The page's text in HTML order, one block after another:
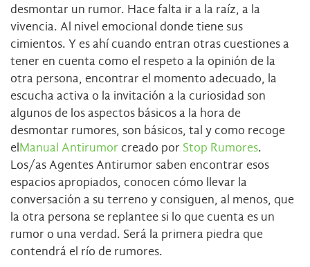
desmontar un rumor. Hace falta ir a la raíz, a la
vivencia. Al nivel emocional donde tiene sus
cimientos. Y es ahí cuando entran otras cuestiones a
tener en cuenta como el respeto a la opinión de la
otra persona, encontrar el momento adecuado, la
escucha activa o la invitación a la curiosidad son
algunos de los aspectos básicos a la hora de
desmontar rumores, son básicos, tal y como recoge
elManual Antirumor creado por Stop Rumores.
Los/as Agentes Antirumor saben encontrar esos
espacios apropiados, conocen cómo llevar la
conversación a su terreno y consiguen, al menos, que
la otra persona se replantee si lo que cuenta es un
rumor o una verdad. Será la primera piedra que
contendrá el río de rumores.